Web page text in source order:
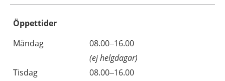
Öppettider
Dag
Öppettider
Kommentarer
Måndag
08.00–16.00
(ej helgdagar)
Tisdag
08.00–16.00